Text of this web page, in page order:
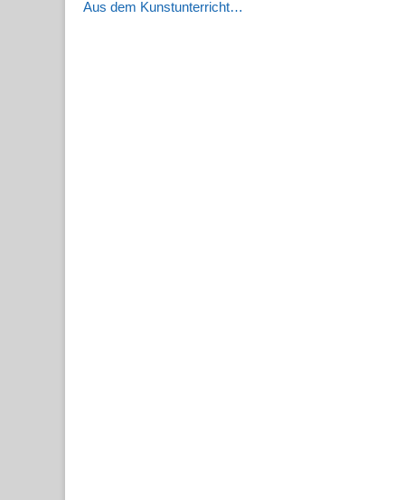
Vorheriger
Aus dem Kunstunterricht…